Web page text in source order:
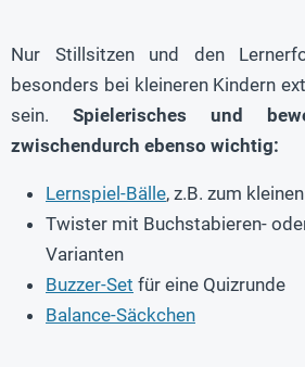
Nur Stillsitzen und den
besonders bei kleineren Kindern
sein. Spielerisches und
zwischendurch ebenso wichtig:
Lernspiel-Bälle, z.B. zum
Twister mit Buchstabieren-
Varianten
Buzzer-Set für eine Quizrunde
Balance-Säckchen